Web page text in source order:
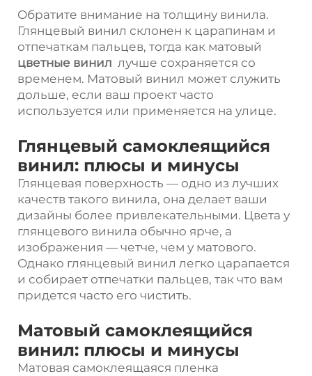
Обратите внимание на толщину винила.
Глянцевый винил склонен к царапинам и
отпечаткам пальцев, тогда как матовый
цветные винил лучше сохраняется со
временем. Матовый винил может служить
дольше, если ваш проект часто
используется или применяется на улице.
Глянцевый самоклеящийся
винил: плюсы и минусы
Глянцевая поверхность — одно из лучших
качеств такого винила, она делает ваши
дизайны более привлекательными. Цвета у
глянцевого винила обычно ярче, а
изображения — четче, чем у матового.
Однако глянцевый винил легко царапается
и собирает отпечатки пальцев, так что вам
придется часто его чистить.
Матовый самоклеящийся
винил: плюсы и минусы
Матовая самоклеящаяся пленка